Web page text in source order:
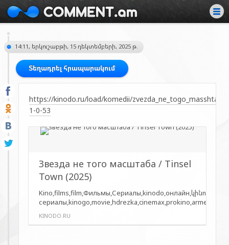
14:11, երկուշաբթի, 15 դեկտեմբերի, 2025 թ.
Տեղադրել հրապարակում
https://kinodo.ru/load/komedii/
1-0-53
Звезда не того масштаба / Tinsel
Town (2025)
KINODO.RU